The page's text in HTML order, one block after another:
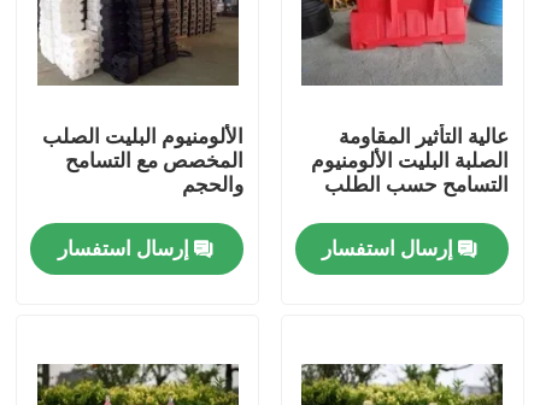
مسكن
منتجات
أشرطة فيديو
جولة في المعمل
عالية التأثير المقاومة
الصلبة البليت الألومنيوم
التسامح حسب الطلب
إرسال استفسار
الألومنيوم البليت الصلب
المخصص مع التسامح
والحجم
إرسال استفسار